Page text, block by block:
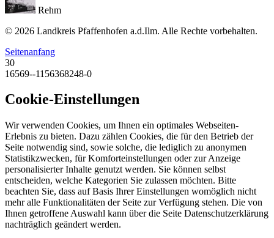
Rehm
© 2026 Landkreis Pfaffenhofen a.d.Ilm. Alle Rechte vorbehalten.
Seitenanfang
30
16569--1156368248-0
Cookie-Einstellungen
Wir verwenden Cookies, um Ihnen ein optimales Webseiten-
Erlebnis zu bieten. Dazu zählen Cookies, die für den Betrieb der
Seite notwendig sind, sowie solche, die lediglich zu anonymen
Statistikzwecken, für Komforteinstellungen oder zur Anzeige
personalisierter Inhalte genutzt werden. Sie können selbst
entscheiden, welche Kategorien Sie zulassen möchten. Bitte
beachten Sie, dass auf Basis Ihrer Einstellungen womöglich nicht
mehr alle Funktionalitäten der Seite zur Verfügung stehen. Die von
Ihnen getroffene Auswahl kann über die Seite Datenschutzerklärung
nachträglich geändert werden.